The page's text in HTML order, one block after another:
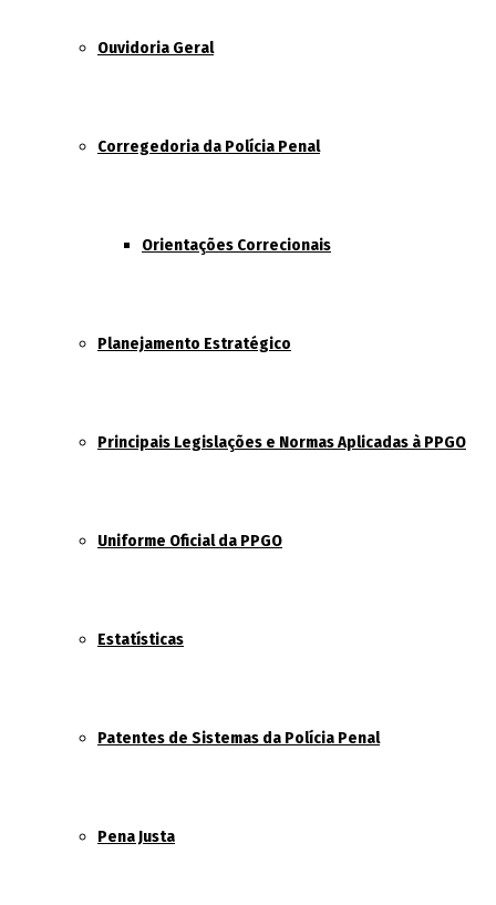
Ouvidoria Geral
Corregedoria da Polícia Penal
Orientações Correcionais
Planejamento Estratégico
Principais Legislações e Normas Aplicadas à PPGO
Uniforme Oficial da PPGO
Estatísticas
Patentes de Sistemas da Polícia Penal
Pena Justa